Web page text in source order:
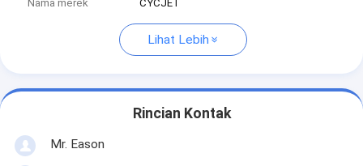
Nama merek CYCJET
Lihat Lebih
Rincian Kontak
Mr. Eason